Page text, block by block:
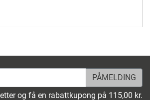
og få en rabattkupong på 115,00 kr.